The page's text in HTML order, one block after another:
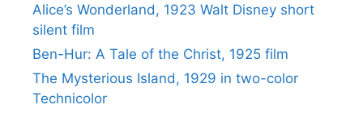
Alice’s Wonderland, 1923 Walt Disney short
silent film
Ben-Hur: A Tale of the Christ, 1925 film
The Mysterious Island, 1929 in two-color
Technicolor